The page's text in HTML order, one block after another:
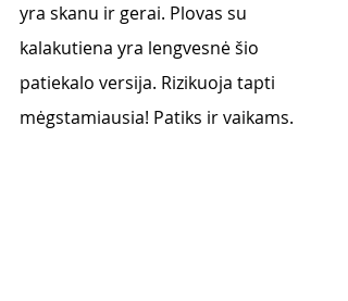
yra skanu ir gerai. Plovas su
kalakutiena yra lengvesnė šio
patiekalo versija. Rizikuoja tapti
mėgstamiausia! Patiks ir vaikams.